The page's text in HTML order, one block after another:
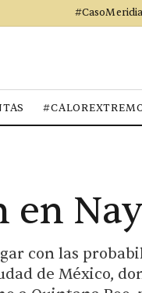
en
con las
de México,